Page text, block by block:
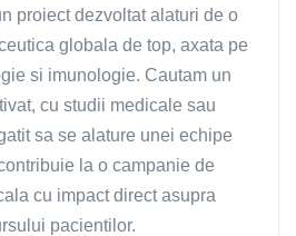
proiect dezvoltat alaturi de o
globala de top, axata pe
si imunologie. Cautam un
cu studii medicale sau
sa se alature unei echipe
la o campanie de
cu impact direct asupra
pacientilor.